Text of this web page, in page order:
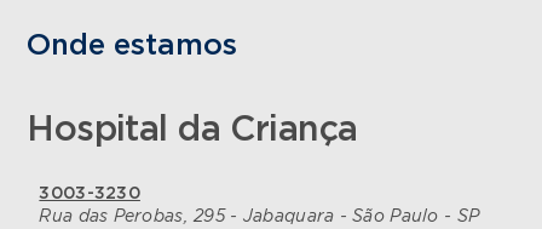
Onde estamos
Hospital da Criança
3003-3230
Rua das Perobas, 295 - Jabaquara - São Paulo - SP